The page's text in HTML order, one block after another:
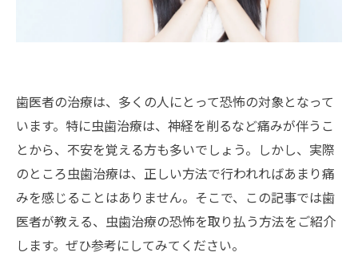
歯医者の治療は、多くの人にとって恐怖の対象となって
います。特に虫歯治療は、神経を削るなど痛みが伴うこ
とから、不安を覚える方も多いでしょう。しかし、実際
のところ虫歯治療は、正しい方法で行われればあまり痛
みを感じることはありません。そこで、この記事では歯
医者が教える、虫歯治療の恐怖を取り払う方法をご紹介
します。ぜひ参考にしてみてください。